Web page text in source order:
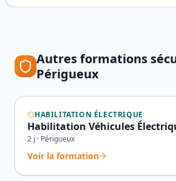
Autres formations
Périgueux
HABILITATION ÉLECTRIQUE
Habilitation Véhicules
2 j · Périgueux
Voir la formation